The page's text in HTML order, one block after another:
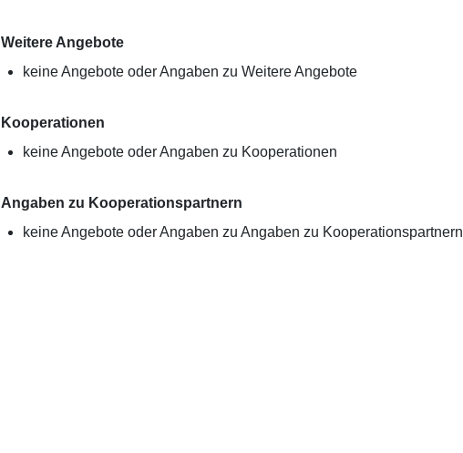
Weitere Angebote
keine Angebote oder Angaben zu Weitere Angebote
Kooperationen
keine Angebote oder Angaben zu Kooperationen
Angaben zu Kooperationspartnern
keine Angebote oder Angaben zu Angaben zu Kooperationspartnern